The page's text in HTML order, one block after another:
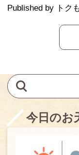
Published by トク
今日のお